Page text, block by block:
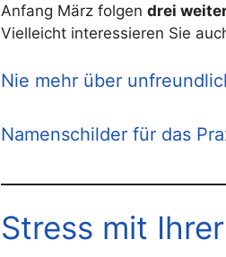
Anfang März folgen drei
Vielleicht interessieren Sie
Nie mehr über
Namenschilder für das
Stress mit